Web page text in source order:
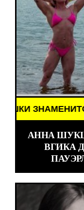
///
АННА
ВГИКА